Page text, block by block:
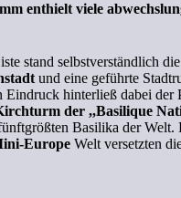
enthielt viele
stand selbstverständlich die
und eine geführte
Eindruck hinterließ dabei der
der ,,Basilique
Basilika der Welt.
Europe Welt versetzten